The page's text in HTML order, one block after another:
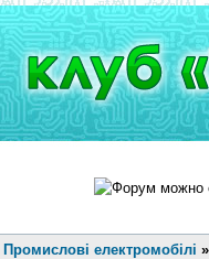
Промислові електромобілі